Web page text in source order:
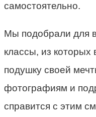
самостоятельно.
Мы подобрали для
классы, из которых
подушку своей
фотографиям и
справится с этим